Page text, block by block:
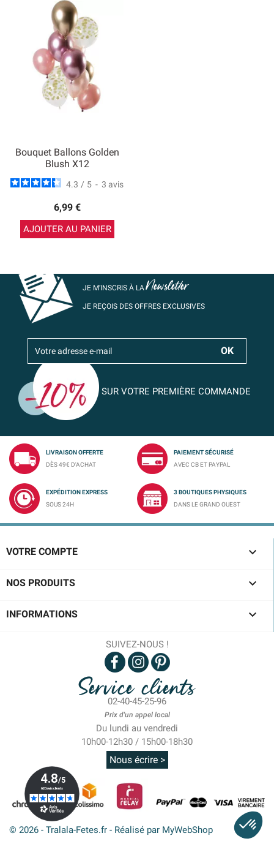
Bouquet Ballons Golden
Blush X12
4.3 / 5 - 3 avis
6,99 €
AJOUTER AU PANIER
JE M’INSCRIS À LANewsletter
JE REÇOIS DES OFFRES EXCLUSIVES
SUR VOTRE PREMIÈRE COMMANDE
LIVRAISON OFFERTE
DÈS 49€ D'ACHAT
PAIEMENT SÉCURISÉ
AVEC CB ET PAYPAL
EXPÉDITION EXPRESS
SOUS 24H
3 BOUTIQUES PHYSIQUES
DANS LE GRAND OUEST
VOTRE COMPTE 
NOS PRODUITS 
INFORMATIONS 
SUIVEZ-NOUS !
Service clients
02-40-45-25-96
Prix d'un appel local
Du lundi au vendredi
10h00-12h30 / 15h00-18h30
Nous écrire >
© 2026 - Tralala-Fetes.fr - Réalisé par MyWebShop